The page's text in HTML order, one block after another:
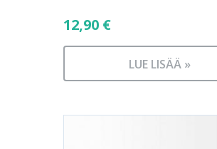
12,90 €
LUE LISÄÄ »